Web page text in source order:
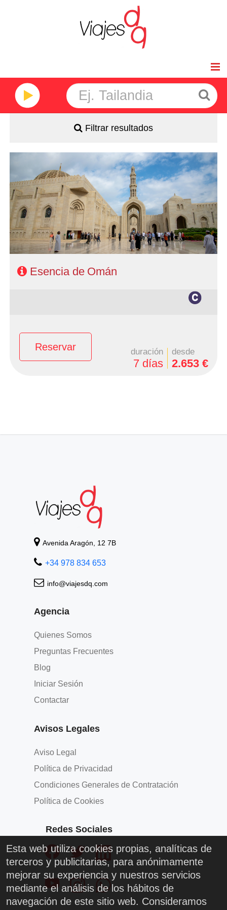
Inicio
Viajes de Novios
Asia
Oceanía
Ofertas Larga distancia
Filtrar resultados
Características
Salidas: Según calendario
Ruta: 3 noches en Muscat, 1 noche en Nizwa, 1 noche en
Wahiba Sands y 1 noche en Ras Al Jinz
Régimen: Media Pensión
Categoría hotelera: Standard y Superior
Esencia de Omán
Reservar duración
7 días
desde
2.653 €
Avenida Aragón, 12 7B
+34 978 834 653
info@viajesdq.com
Agencia
Quienes Somos
Preguntas Frecuentes
Blog
Iniciar Sesión
Contactar
Avisos Legales
Aviso Legal
Política de Privacidad
Condiciones Generales de Contratación
Política de Cookies
Redes Sociales
Esta web utiliza cookies propias, analíticas de
terceros y publicitarias, para anónimamente
mejorar su experiencia y nuestros servicios
mediante el análisis de los hábitos de
navegación de este sitio web. Consideramos